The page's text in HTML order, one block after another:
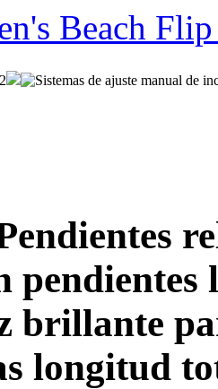
Beach
pendientes
brillante
longitud